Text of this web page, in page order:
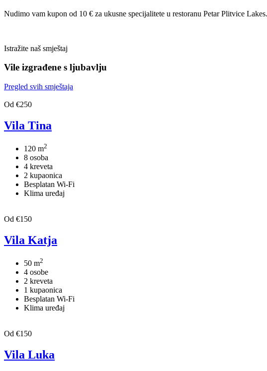
Nudimo vam kupon od 10 € za ukusne specijalitete u restoranu Petar Plitvice Lakes.
Istražite naš smještaj
Vile izgrađene s ljubavlju
Pregled svih smještaja
Od €250
Vila Tina
120 m2
8 osoba
4 kreveta
2 kupaonica
Besplatan Wi-Fi
Klima uređaj
Od €150
Vila Katja
50 m2
4 osobe
2 kreveta
1 kupaonica
Besplatan Wi-Fi
Klima uređaj
Od €150
Vila Luka